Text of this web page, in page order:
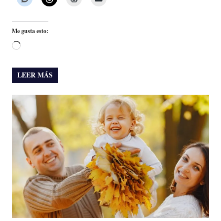
Me gusta esto:
Cargando...
LEER MÁS